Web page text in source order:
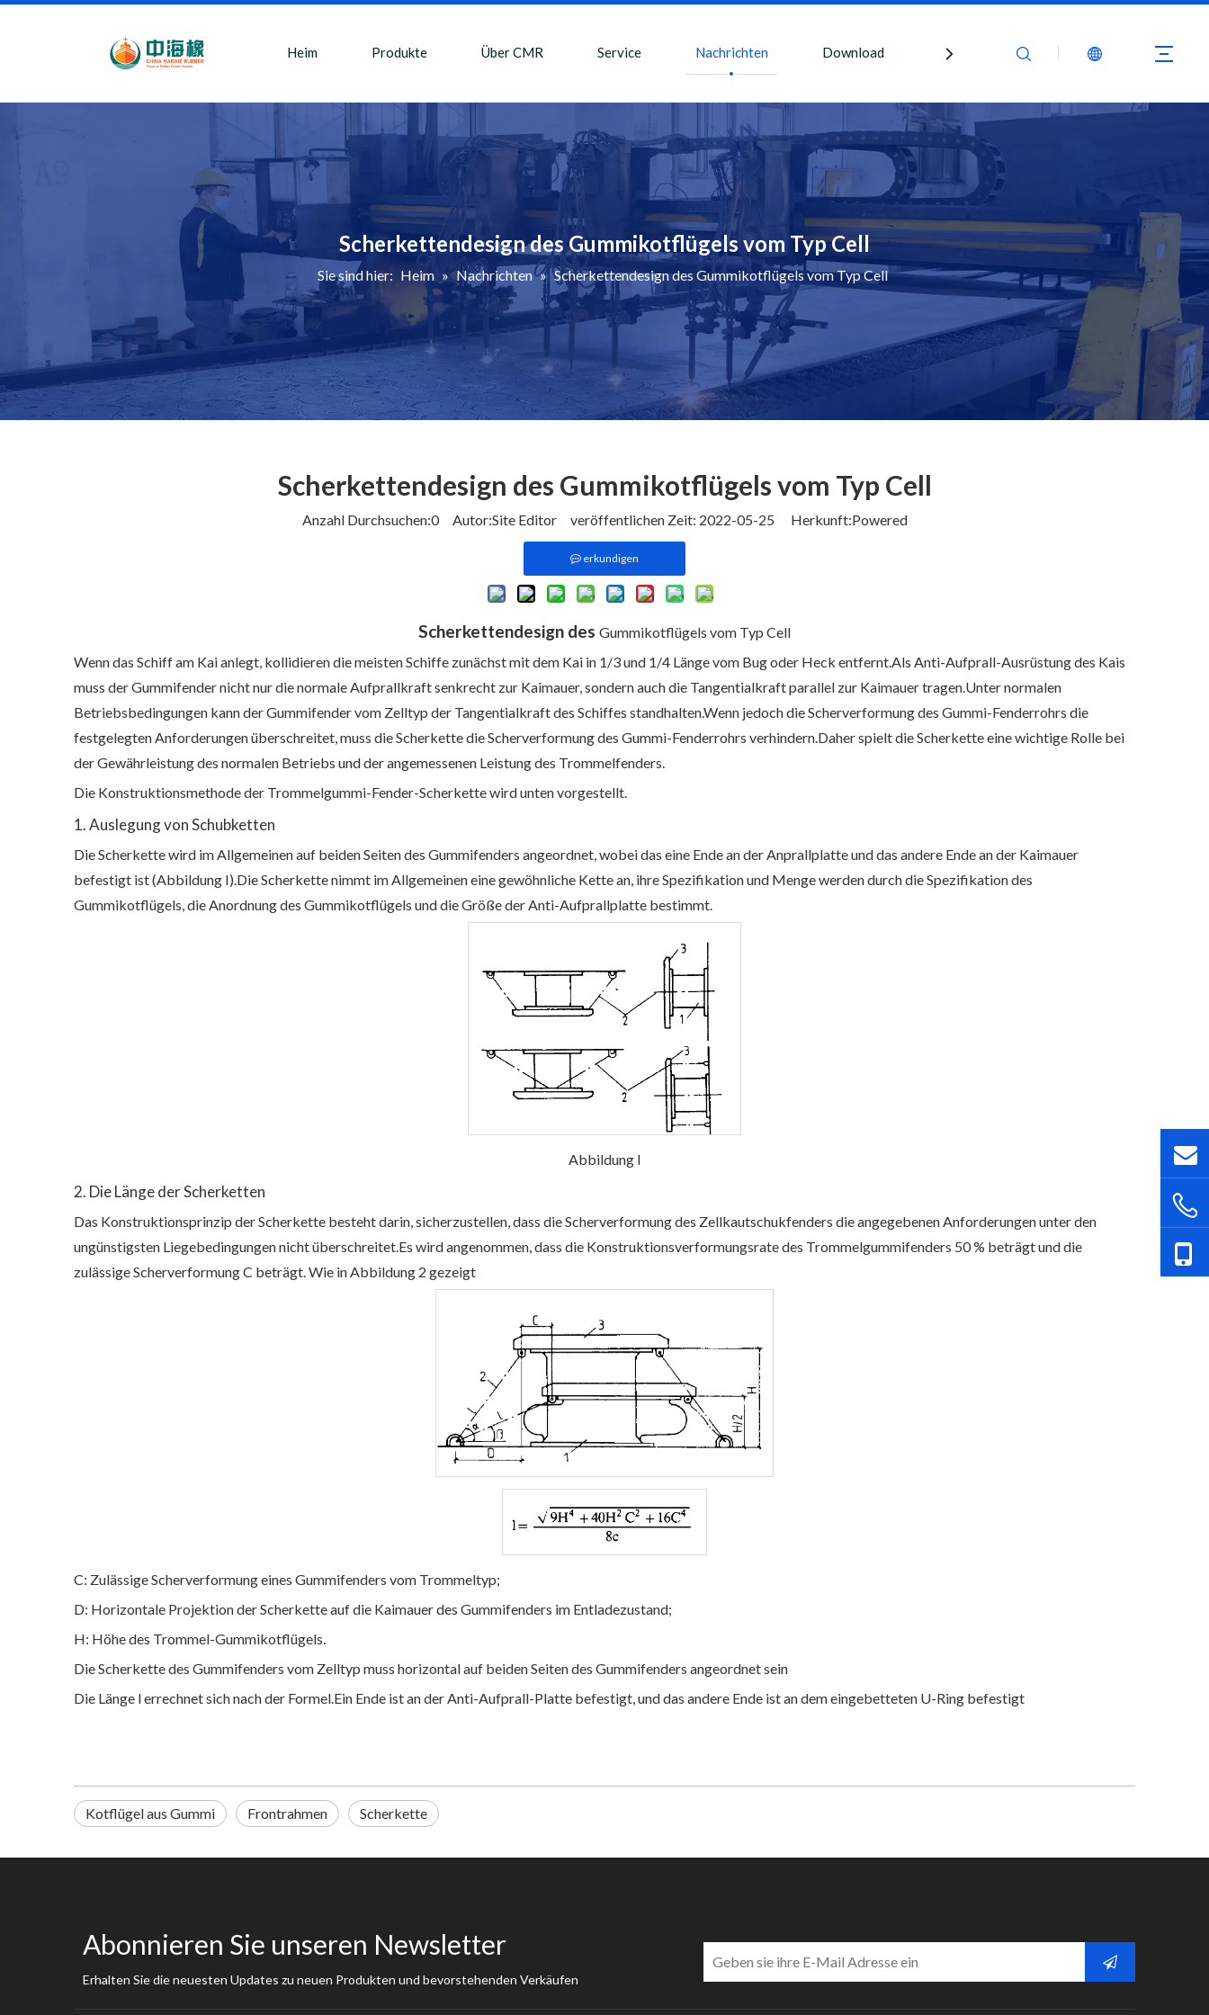
Heim Produkte Über CMR Service Nachrichten Download Kontaktiere uns
Scherkettendesign des Gummikotflügels vom Typ Cell
Sie sind hier: Heim » Nachrichten » Scherkettendesign des Gummikotflügels vom Typ Cell
Scherkettendesign des Gummikotflügels vom Typ Cell
Anzahl Durchsuchen:0Autor:Site Editor veröffentlichen Zeit: 2022-05-25 Herkunft:Powered
erkundigen
Scherkettendesign des Gummikotflügels vom Typ Cell
Wenn das Schiff am Kai anlegt, kollidieren die meisten Schiffe zunächst mit dem Kai in 1/3 und 1/4 Länge vom Bug oder Heck entfernt.Als Anti-Aufprall-Ausrüstung des Kais
muss der Gummifender nicht nur die normale Aufprallkraft senkrecht zur Kaimauer, sondern auch die Tangentialkraft parallel zur Kaimauer tragen.Unter normalen
Betriebsbedingungen kann der Gummifender vom Zelltyp der Tangentialkraft des Schiffes standhalten.Wenn jedoch die Scherverformung des Gummi-Fenderrohrs die
festgelegten Anforderungen überschreitet, muss die Scherkette die Scherverformung des Gummi-Fenderrohrs verhindern.Daher spielt die Scherkette eine wichtige Rolle bei
der Gewährleistung des normalen Betriebs und der angemessenen Leistung des Trommelfenders.
Die Konstruktionsmethode der Trommelgummi-Fender-Scherkette wird unten vorgestellt.
1. Auslegung von Schubketten
Die Scherkette wird im Allgemeinen auf beiden Seiten des Gummifenders angeordnet, wobei das eine Ende an derAnprallplatteund das andere Ende an der Kaimauer
befestigt ist (Abbildung I).Die Scherkette nimmt im Allgemeinen eine gewöhnliche Kette an, ihre Spezifikation und Menge werden durch die Spezifikation des
Gummikotflügels, die Anordnung des Gummikotflügels und die Größe der Anti-Aufprallplatte bestimmt.
Abbildung I
2. Die Länge der Scherketten
Das Konstruktionsprinzip der Scherkette besteht darin, sicherzustellen, dass die Scherverformung des Zellkautschukfenders die angegebenen Anforderungen unter den
ungünstigsten Liegebedingungen nicht überschreitet.Es wird angenommen, dass die Konstruktionsverformungsrate des Trommelgummifenders 50 % beträgt und die
zulässige Scherverformung C beträgt. Wie in Abbildung 2 gezeigt
C: Zulässige Scherverformung eines Gummifenders vom Trommeltyp;
D: Horizontale Projektion der Scherkette auf die Kaimauer des Gummifenders im Entladezustand;
H: Höhe des Trommel-Gummikotflügels.
Die Scherkette des Gummifenders vom Zelltyp muss horizontal auf beiden Seiten des Gummifenders angeordnet sein
Die Länge l errechnet sich nach der Formel.Ein Ende ist an der Anti-Aufprall-Platte befestigt, und das andere Ende ist an dem eingebetteten U-Ring befestigt
Kotflügel aus Gummi Frontrahmen Scherkette
Abonnieren Sie unseren Newsletter
Erhalten Sie die neuesten Updates zu neuen Produkten und bevorstehenden Verkäufen